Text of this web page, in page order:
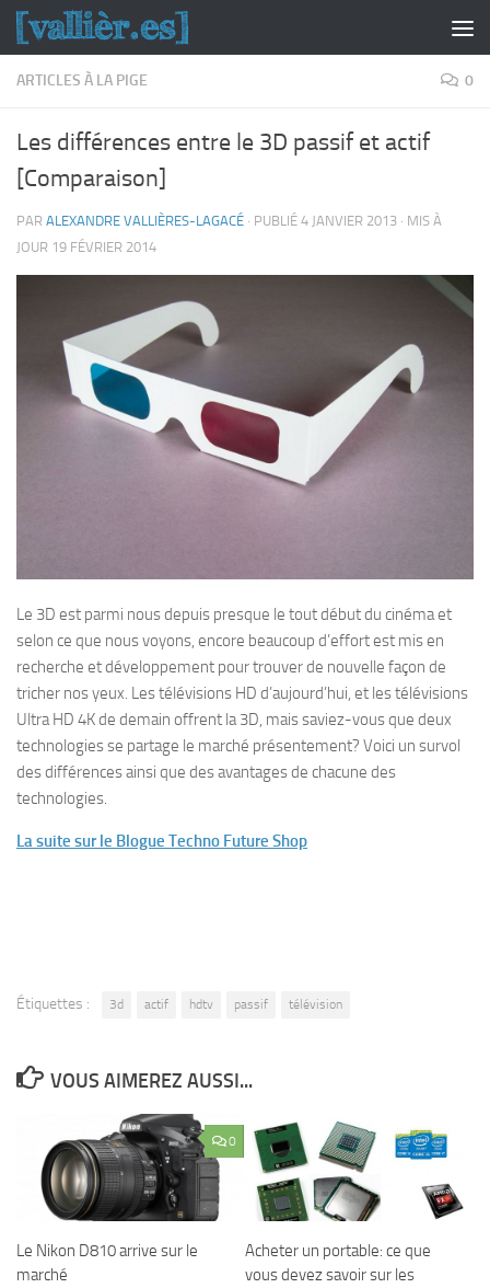
Skip to content
ARTICLES À LA PIGE 0
Les différences entre le 3D passif et actif
[Comparaison]
PAR ALEXANDRE VALLIÈRES-LAGACÉ · PUBLIÉ 4 JANVIER 2013 · MIS À
JOUR 19 FÉVRIER 2014
Le 3D est parmi nous depuis presque le tout début du cinéma et
selon ce que nous voyons, encore beaucoup d’effort est mis en
recherche et développement pour trouver de nouvelle façon de
tricher nos yeux. Les télévisions HD d’aujourd’hui, et les télévisions
Ultra HD 4K de demain offrent la 3D, mais saviez-vous que deux
technologies se partage le marché présentement? Voici un survol
des différences ainsi que des avantages de chacune des
technologies.
La suite sur le Blogue Techno Future Shop
Étiquettes : 3d actif hdtv passif télévision
VOUS AIMEREZ AUSSI...
0
Le Nikon D810 arrive sur le
marché
Acheter un portable: ce que
vous devez savoir sur les